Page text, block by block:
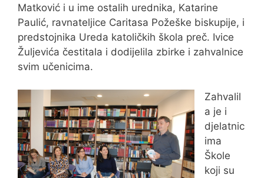
Matković i u ime ostalih urednika, Katarine
Paulić, ravnateljice Caritasa Požeške biskupije, i
predstojnika Ureda katoličkih škola preč. Ivice
Žuljevića čestitala i dodijelila zbirke i zahvalnice
svim učenicima.
Zahvalil
a je i
djelatnic
ima
Škole
koji su